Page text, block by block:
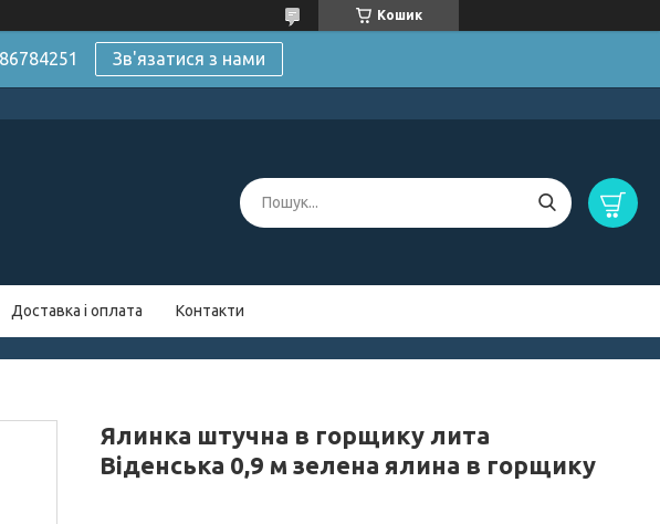
Кошик
Зв'язатися з нами
Доставка і оплата Контакти
Ялинка штучна в горщику лита
Віденська 0,9 м зелена ялина в горщику